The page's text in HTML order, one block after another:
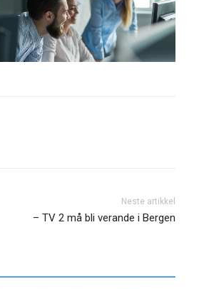
Neste artikkel
– TV 2 må bli verande i Bergen